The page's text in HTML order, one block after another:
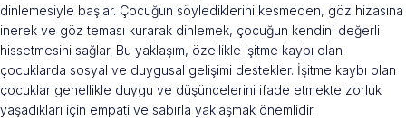
dinlemesiyle başlar. Çocuğun söylediklerini kesmeden, göz hizasına
inerek ve göz teması kurarak dinlemek, çocuğun kendini değerli
hissetmesini sağlar. Bu yaklaşım, özellikle işitme kaybı olan
çocuklarda sosyal ve duygusal gelişimi destekler. İşitme kaybı olan
çocuklar genellikle duygu ve düşüncelerini ifade etmekte zorluk
yaşadıkları için empati ve sabırla yaklaşmak önemlidir.